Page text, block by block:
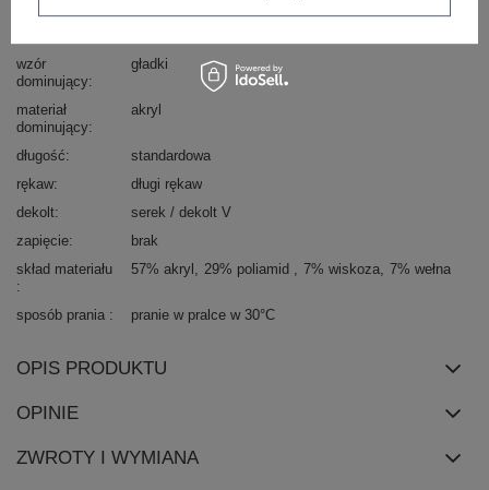
wzór
dominujący
gładki
materiał
dominujący
akryl
długość
standardowa
rękaw
długi rękaw
dekolt
serek / dekolt V
zapięcie
brak
skład materiału
57% akryl 29% poliamid 7% wiskoza 7% wełna
sposób prania pranie w pralce w 30°C
OPIS PRODUKTU
OPINIE
ZWROTY I WYMIANA